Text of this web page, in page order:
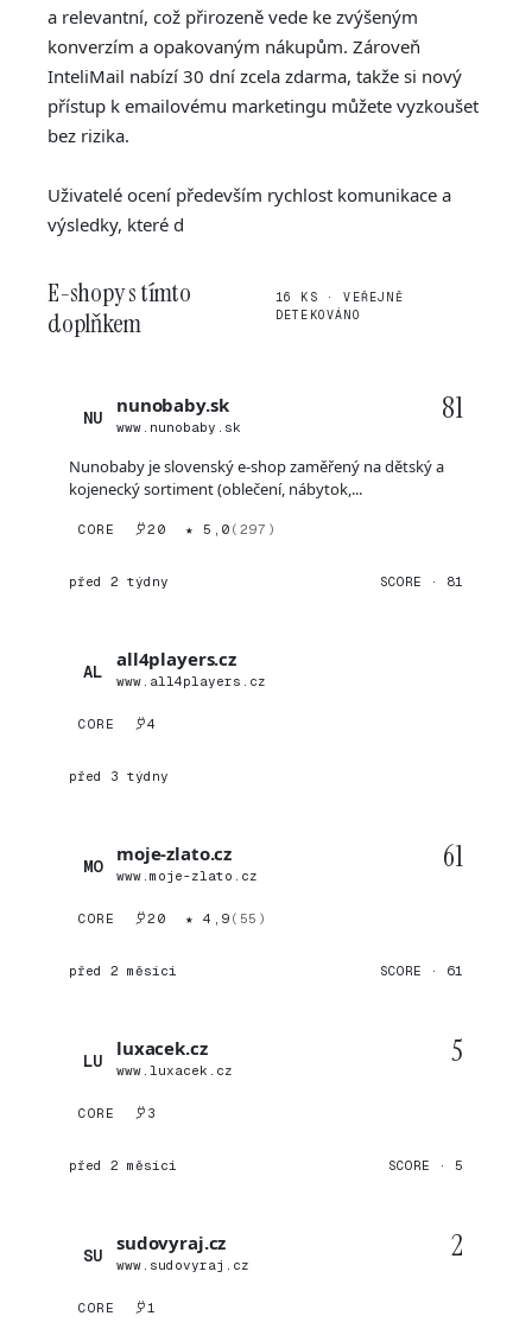
a relevantní, což přirozeně vede ke zvýšeným
konverzím a opakovaným nákupům. Zároveň
InteliMail nabízí 30 dní zcela zdarma, takže si nový
přístup k emailovému marketingu můžete vyzkoušet
bez rizika.
Uživatelé ocení především rychlost komunikace a
výsledky, které d
E-shopy s tímto
doplňkem
16 KS · VEŘEJNĚ
DETEKOVÁNO
NU
nunobaby.sk
www.nunobaby.sk
81
Nunobaby je slovenský e-shop zaměřený na dětský a
kojenecký sortiment (oblečení, nábytok,...
CORE 20 ★ 5,0 (297)
před 2 týdny SCORE · 81
AL
all4players.cz
www.all4players.cz
CORE 4
před 3 týdny
MO
moje-zlato.cz
www.moje-zlato.cz
61
CORE 20 ★ 4,9 (55)
před 2 měsíci SCORE · 61
LU
luxacek.cz
www.luxacek.cz
5
CORE 3
před 2 měsíci SCORE · 5
SU
sudovyraj.cz
www.sudovyraj.cz
2
CORE 1